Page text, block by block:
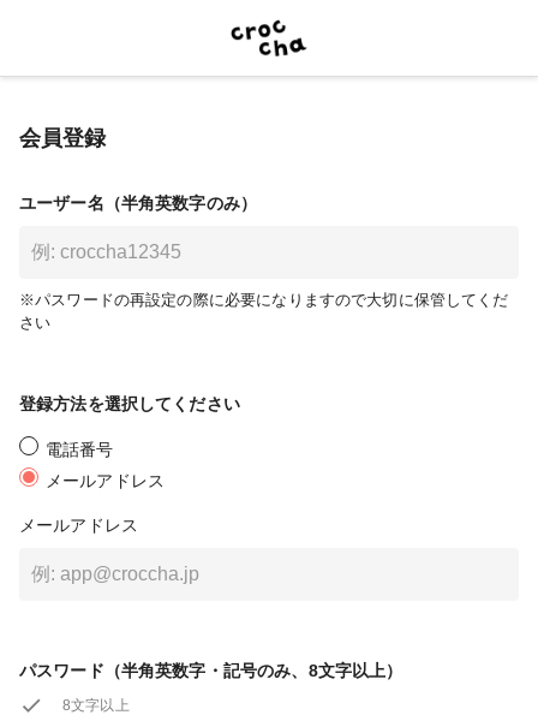
会員登録
ユーザー名（半角英数字のみ）
※パスワードの再設定の際に必要になりますので大切に保管してくだ
さい
登録方法を選択してください
電話番号
メールアドレス
メールアドレス
パスワード（半角英数字・記号のみ、8文字以上）
8文字以上